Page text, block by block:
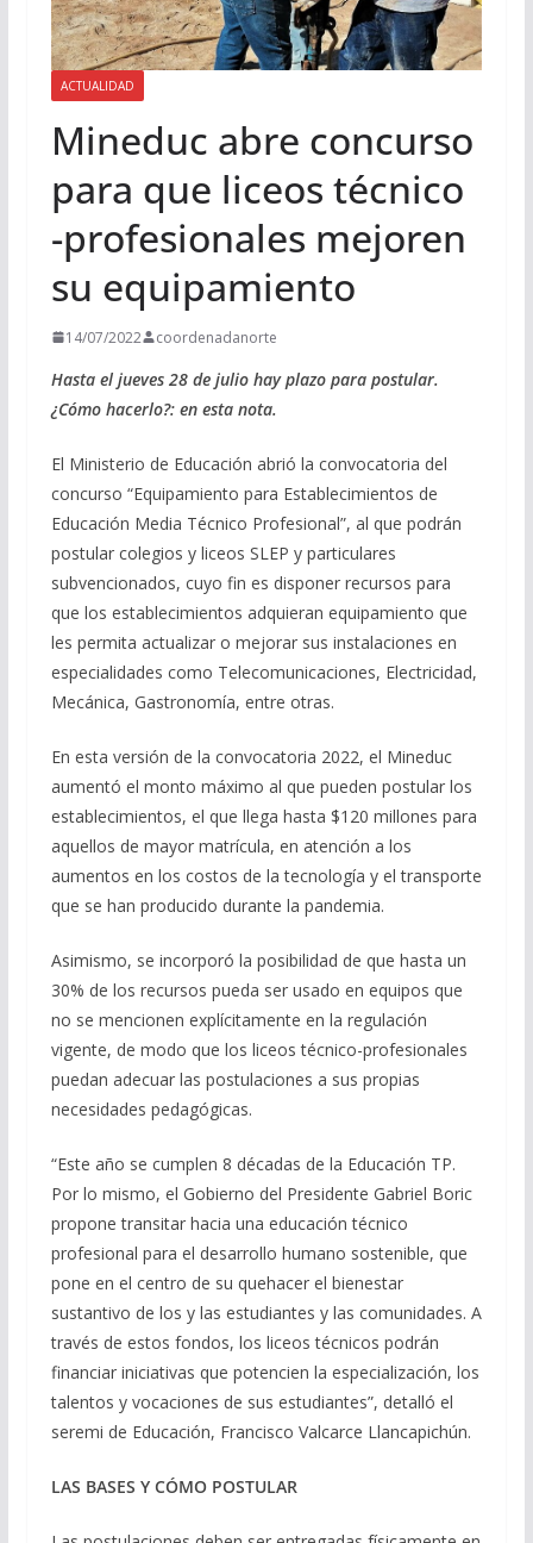
ACTUALIDAD
Mineduc abre concurso
para que liceos técnico
-profesionales mejoren
su equipamiento
14/07/2022 coordenadanorte
Hasta el jueves 28 de julio hay plazo para postular.
¿Cómo hacerlo?: en esta nota.
El Ministerio de Educación abrió la convocatoria del
concurso “Equipamiento para Establecimientos de
Educación Media Técnico Profesional”, al que podrán
postular colegios y liceos SLEP y particulares
subvencionados, cuyo fin es disponer recursos para
que los establecimientos adquieran equipamiento que
les permita actualizar o mejorar sus instalaciones en
especialidades como Telecomunicaciones, Electricidad,
Mecánica, Gastronomía, entre otras.
En esta versión de la convocatoria 2022, el Mineduc
aumentó el monto máximo al que pueden postular los
establecimientos, el que llega hasta $120 millones para
aquellos de mayor matrícula, en atención a los
aumentos en los costos de la tecnología y el transporte
que se han producido durante la pandemia.
Asimismo, se incorporó la posibilidad de que hasta un
30% de los recursos pueda ser usado en equipos que
no se mencionen explícitamente en la regulación
vigente, de modo que los liceos técnico-profesionales
puedan adecuar las postulaciones a sus propias
necesidades pedagógicas.
“Este año se cumplen 8 décadas de la Educación TP.
Por lo mismo, el Gobierno del Presidente Gabriel Boric
propone transitar hacia una educación técnico
profesional para el desarrollo humano sostenible, que
pone en el centro de su quehacer el bienestar
sustantivo de los y las estudiantes y las comunidades. A
través de estos fondos, los liceos técnicos podrán
financiar iniciativas que potencien la especialización, los
talentos y vocaciones de sus estudiantes”, detalló el
seremi de Educación, Francisco Valcarce Llancapichún.
LAS BASES Y CÓMO POSTULAR